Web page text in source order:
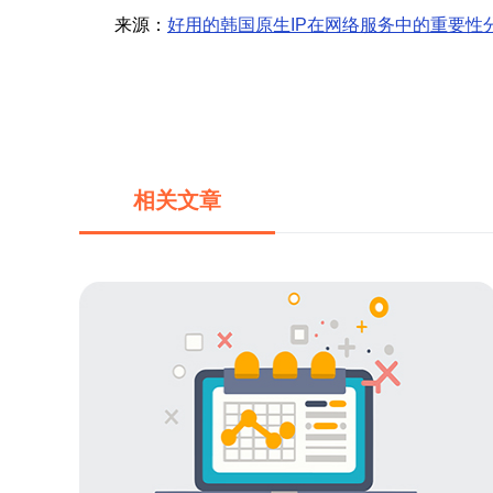
来源： 好用的韩国原生IP在网络服务中的重要性
相关文章